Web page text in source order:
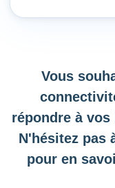
Vous
répondre à
N'hésitez pas
pour en